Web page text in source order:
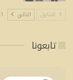
السابق التالي 1 من 72
تابعونا